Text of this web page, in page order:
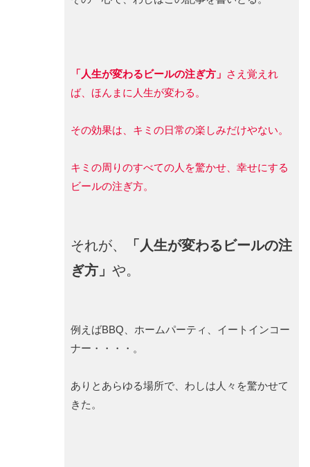
「人生が変わるビールの注ぎ方」 さえ覚えれ
ば、ほんまに人生が変わる。
その効果は、キミの日常の楽しみだけやない。
キミの周りのすべての人を驚かせ、幸せにする
ビールの注ぎ方。
それが、
「人生が変わるビールの注
ぎ方」 や。
例えばBBQ、ホームパーティ、イートインコー
ナー・・・・。
ありとあらゆる場所で、わしは人々を驚かせて
きた。